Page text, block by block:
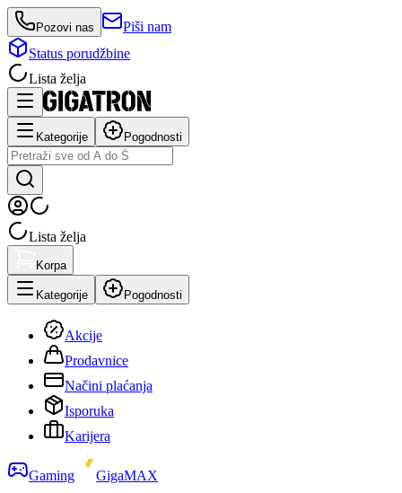
Pozovi nas
Piši nam
Status porudžbine
Lista želja
Kategorije Pogodnosti
Lista želja
Korpa
Kategorije Pogodnosti
Akcije
Prodavnice
Načini plaćanja
Isporuka
Karijera
Gaming
GigaMAX